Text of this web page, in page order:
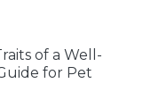
of a Well-
for Pet